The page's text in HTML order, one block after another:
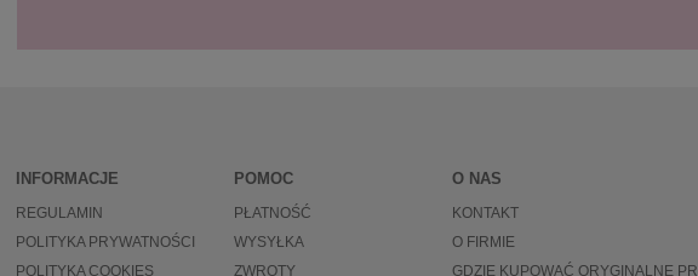
INFORMACJE
REGULAMIN
POLITYKA PRYWATNOŚCI
POLITYKA COOKIES
POMOC
PŁATNOŚĆ
WYSYŁKA
ZWROTY
O NAS
KONTAKT
O FIRMIE
GDZIE KUPOWAĆ ORYGINALNE